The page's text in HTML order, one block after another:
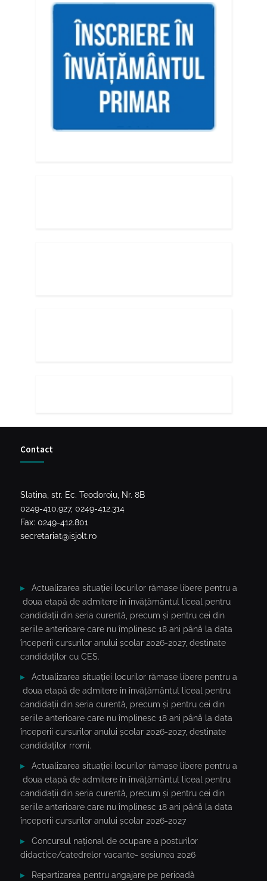
Contact
Slatina, str. Ec. Teodoroiu, Nr. 8B
0249-410.927, 0249-412.314
Fax: 0249-412.801
secretariat@isjolt.ro
Actualizarea situației locurilor rămase libere pentru a
doua etapă de admitere în învățământul liceal pentru
candidații din seria curentă, precum și pentru cei din
seriile anterioare care nu împlinesc 18 ani până la data
începerii cursurilor anului școlar 2026-2027, destinate
candidaților cu CES.
Actualizarea situației locurilor rămase libere pentru a
doua etapă de admitere în învățământul liceal pentru
candidații din seria curentă, precum și pentru cei din
seriile anterioare care nu împlinesc 18 ani până la data
începerii cursurilor anului școlar 2026-2027, destinate
candidaților rromi.
Actualizarea situației locurilor rămase libere pentru a
doua etapă de admitere în învățământul liceal pentru
candidații din seria curentă, precum și pentru cei din
seriile anterioare care nu împlinesc 18 ani până la data
începerii cursurilor anului școlar 2026-2027
Concursul național de ocupare a posturilor
didactice/catedrelor vacante- sesiunea 2026
Repartizarea pentru angajare pe perioadă